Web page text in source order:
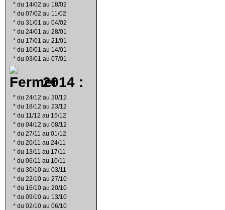
* du 14/02 au 18/02
* du 07/02 au 11/02
* du 31/01 au 04/02
* du 24/01 au 28/01
* du 17/01 au 21/01
* du 10/01 au 14/01
* du 03/01 au 07/01
2014 :
* du 24/12 au 30/12
* du 18/12 au 23/12
* du 11/12 au 15/12
* du 04/12 au 08/12
* du 27/11 au 01/12
* du 20/11 au 24/11
* du 13/11 au 17/11
* du 06/11 au 10/11
* du 30/10 au 03/11
* du 22/10 au 27/10
* du 16/10 au 20/10
* du 09/10 au 13/10
* du 02/10 au 06/10